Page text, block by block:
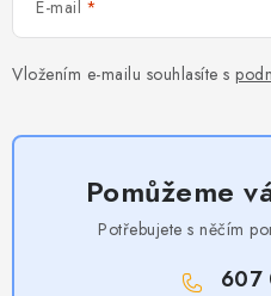
E-mail
Vložením e-mailu souhlasíte s
Pomůžeme
Potřebujete s něčím
607